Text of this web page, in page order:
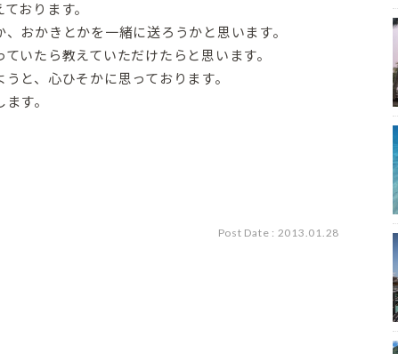
おります。
おかきとかを一緒に送ろうかと思います。
いたら教えていただけたらと思います。
と、心ひそかに思っております。
す。
Post Date : 2013.01.28